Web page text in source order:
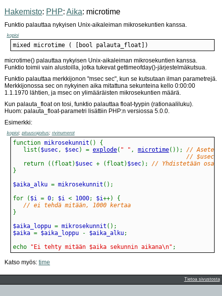
Hakemisto: PHP: Aika: microtime
Funktio palauttaa nykyisen Unix-aikaleiman mikrosekuntien kanssa.
kopioi
mixed microtime ( [bool palauta_float])
microtime() palauttaa nykyisen Unix-aikaleiman mikrosekuntien kanssa.
Funktio toimii vain alustoilla, jotka tukevat gettimeofday()-järjestelmäkutsua.
Funktio palauttaa merkkijonon "msec sec", kun se kutsutaan ilman parametrejä.
Merkkijonossa sec on nykyinen aika mitattuna sekunteina kello 0:00:00
1.1.1970 lähtien, ja msec on ylimääräisten mikrosekuntien määrä.
Kun palauta_float on tosi, funktio palauttaa float-tyypin (rationaaliluku).
Huom: palauta_float-parametri lisättiin PHP:n versiossa 5.0.0.
Esimerkki:
kopioi; pituusrajoitus; rivinumerot
function mikrosekunnit ( )
{
list ( $usec, $sec) = explode( " " , microtime( ) ) ;
//
// $usec
return
( (float) $usec + (float) $sec) ;
// Yhdistetään osat
}
$aika_alku = mikrosekunnit ( ) ;
for
( $i = 0; $i < 1000; $i++)
{
// ei tehdä mitään, 1000 kertaa
}
$aika_loppu = mikrosekunnit ( ) ;
$aika = $aika_loppu - $aika_alku;
echo
"Ei tehty mitään $aika sekunnin aikana\n" ;
Katso myös: time
Tietoa sivustosta